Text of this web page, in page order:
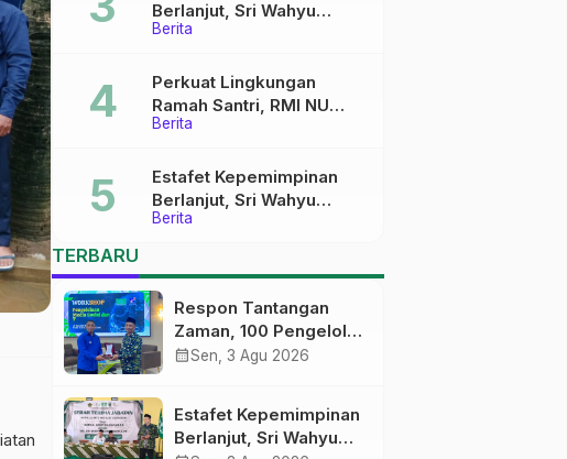
Berita
Berlanjut, Sri Wahyu
Susilowati Resmi Pimpin
Berita
Perkuat Lingkungan
Ramah Santri, RMI NU
Gelar ‘Sambang
Berita
Estafet Kepemimpinan
Berlanjut, Sri Wahyu
Susilowati Resmi Pimpin
TERBARU
Respon Tantangan
Zaman, 100 Pengelola
Medsos Sekolah
Digital
calendar_monthSen, 3 Agu 2026
Estafet Kepemimpinan
Berlanjut, Sri Wahyu